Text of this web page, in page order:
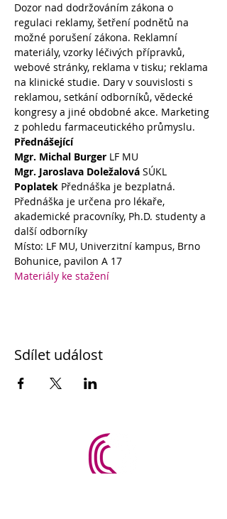
Dozor nad dodržováním zákona o
regulaci reklamy, šetření podnětů na
možné porušení zákona. Reklamní
materiály, vzorky léčivých přípravků,
webové stránky, reklama v tisku; reklama
na klinické studie. Dary v souvislosti s
reklamou, setkání odborníků, vědecké
kongresy a jiné obdobné akce. Marketing
z pohledu farmaceutického průmyslu.
Přednášející
Mgr. Michal Burger LF MU
Mgr. Jaroslava Doležalová SÚKL
Poplatek Přednáška je bezplatná.
Přednáška je určena pro lékaře,
akademické pracovníky, Ph.D. studenty a
další odborníky
Místo: LF MU, Univerzitní kampus, Brno
Bohunice, pavilon A 17
Materiály ke stažení
Sdílet událost